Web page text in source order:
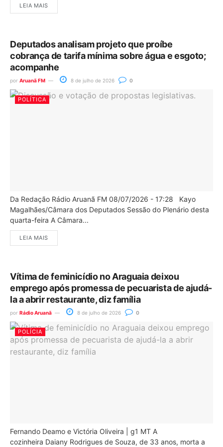
LEIA MAIS
Deputados analisam projeto que proíbe
cobrança de tarifa mínima sobre água e esgoto;
acompanhe
por Aruanã FM 8 de julho de 2026 0
POLÍTICA
Da Redação Rádio Aruanã FM 08/07/2026 - 17:28 Kayo
Magalhães/Câmara dos Deputados Sessão do Plenário desta
quarta-feira A Câmara...
LEIA MAIS
Vítima de feminicídio no Araguaia deixou
emprego após promessa de pecuarista de ajudá-
la a abrir restaurante, diz família
por Rádio Aruanã 8 de julho de 2026 0
POLÍCIA
Fernando Deamo e Victória Oliveira | g1 MT A
cozinheira Daiany Rodrigues de Souza, de 33 anos, morta a